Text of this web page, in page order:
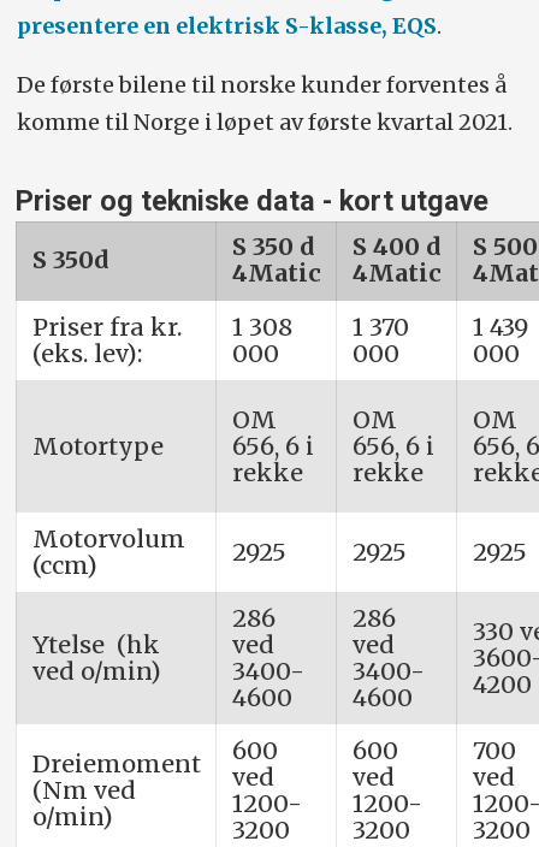
presentere en elektrisk S-klasse, EQS.
De første bilene til norske kunder forventes å
komme til Norge i løpet av første kvartal 2021.
Priser og tekniske data - kort utgave
S 350d
S 350 d
4Matic
S 400 d
4Matic
S 500
Priser fra kr.
(eks. lev):
1 308
000
1 370
000
1 439
000
Motortype
OM
656, 6 i
rekke
OM
656, 6 i
rekke
OM
656,
Motorvolum
(ccm)
2925 2925 2925
Ytelse (hk
ved o/min)
286
ved
3400-
4600
286
ved
3400-
4600
330
4200
Dreiemoment
(Nm ved
o/min)
600
ved
1200-
3200
600
ved
1200-
3200
700
ved
3200